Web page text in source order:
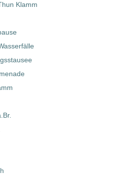
Klamm